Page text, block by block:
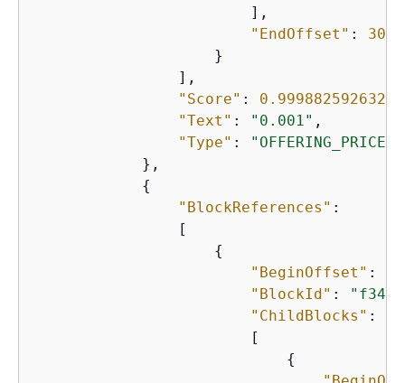
                        ],
"EndOffset" : 30
                    }
                ],
"Score" :
"Text" : "0.001" ,
"Type" :
"OFFERING_PRICE"
            },
{
"BlockReferences" :
                [
{
"BeginOffset" :
"BlockId" :
"ChildBlocks" :
                        [
{